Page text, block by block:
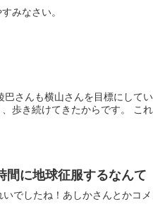
みなさい。
さんも横山さんを目標にして
歩き続けてきたからです。 こ
間に地球征服するなんて
でしたね！あしかさんとかコ